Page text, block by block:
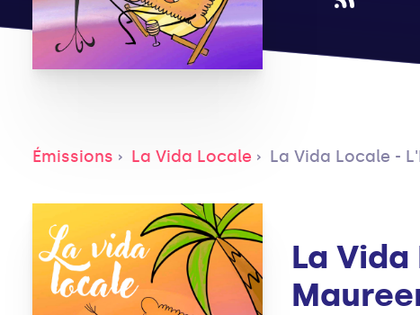
Émissions La Vida Locale La Vida Locale -
La